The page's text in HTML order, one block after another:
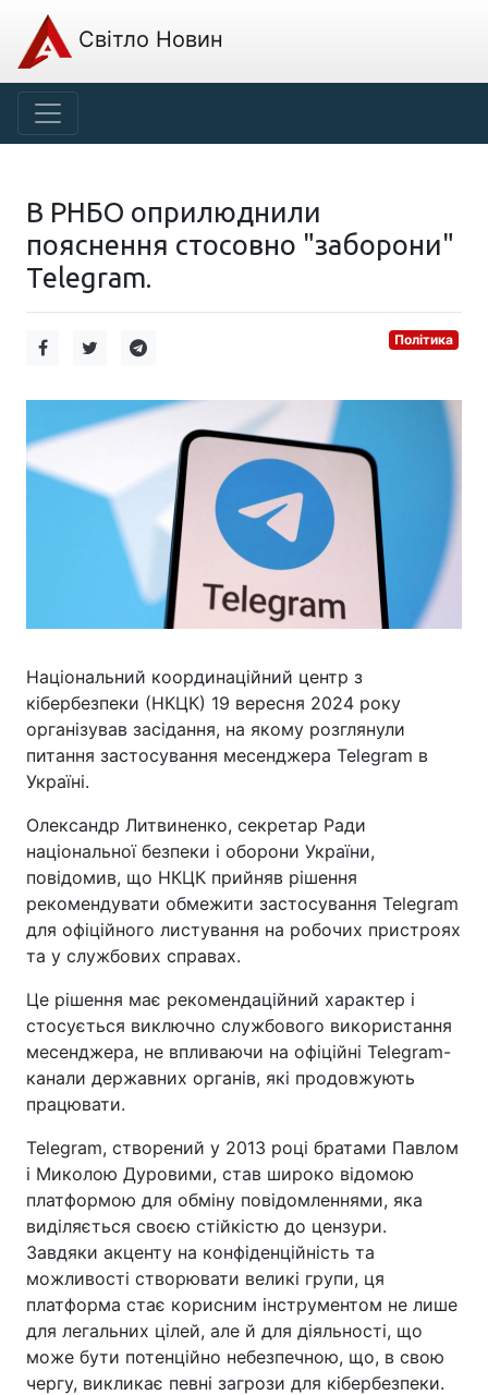
Світло Новин
В РНБО оприлюднили
пояснення стосовно "заборони"
Telegram.
Політика
Національний координаційний центр з
кібербезпеки (НКЦК) 19 вересня 2024 року
організував засідання, на якому розглянули
питання застосування месенджера Telegram в
Україні.
Олександр Литвиненко, секретар Ради
національної безпеки і оборони України,
повідомив, що НКЦК прийняв рішення
рекомендувати обмежити застосування Telegram
для офіційного листування на робочих пристроях
та у службових справах.
Це рішення має рекомендаційний характер і
стосується виключно службового використання
месенджера, не впливаючи на офіційні Telegram-
канали державних органів, які продовжують
працювати.
Telegram, створений у 2013 році братами Павлом
і Миколою Дуровими, став широко відомою
платформою для обміну повідомленнями, яка
виділяється своєю стійкістю до цензури.
Завдяки акценту на конфіденційність та
можливості створювати великі групи, ця
платформа стає корисним інструментом не лише
для легальних цілей, але й для діяльності, що
може бути потенційно небезпечною, що, в свою
чергу, викликає певні загрози для кібербезпеки.